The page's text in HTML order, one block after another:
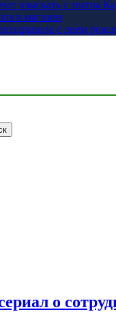
взыскать с театра
в магазин
с днем
о